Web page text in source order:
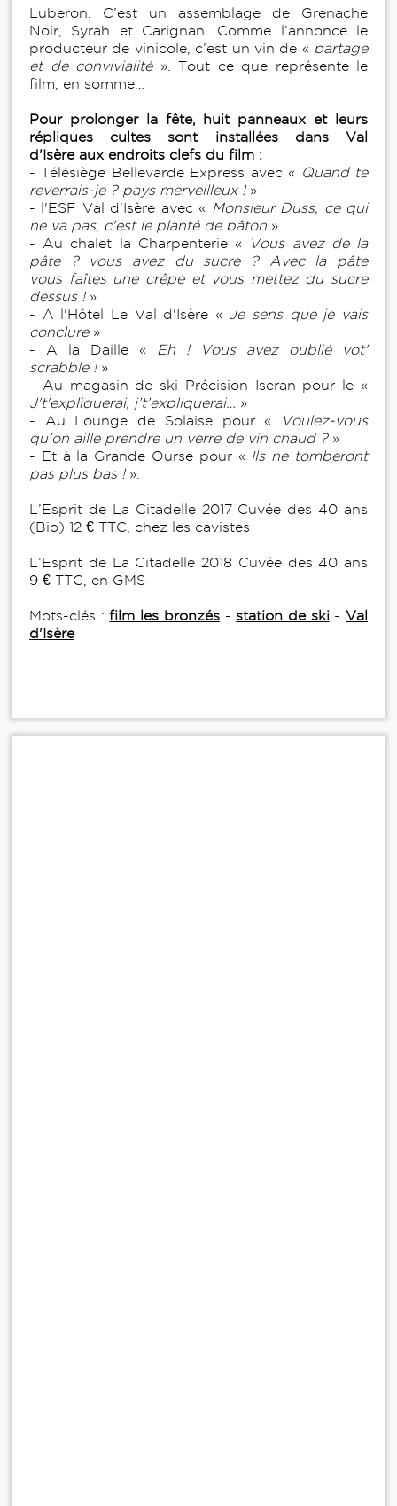
Luberon. C’est un assemblage de Grenache
Noir, Syrah et Carignan. Comme l’annonce le
producteur de vinicole, c’est un vin de « partage
et de convivialité». Tout ce que représente le
film, en somme…
Pour prolonger la fête, huit panneaux et leurs
répliques cultes sont installées dans Val
d'Isère aux endroits clefs du film :
- Télésiège Bellevarde Express avec « Quand te
reverrais-je ? pays merveilleux ! »
- l'ESF Val d'Isère avec « Monsieur Duss, ce qui
ne va pas, c'est le planté de bâton »
- Au chalet la Charpenterie «
Vous avez de la
pâte ? vous avez du sucre ? Avec la pâte
vous faîtes une crêpe et vous mettez du sucre
dessus !»
- A l'Hôtel Le Val d'Isère « Je sens que je vais
conclure»
- A la Daille «
Eh ! Vous avez oublié vot'
scrabble ! »
- Au magasin de ski Précision Iseran pour le «
J't'expliquerai, j’t’expliquerai… »
- Au Lounge de Solaise pour «
Voulez-vous
qu'on aille prendre un verre de vin chaud ?»
- Et à la Grande Ourse pour « Ils ne tomberont
pas plus bas !».
L’Esprit de La Citadelle 2017 Cuvée des 40 ans
(Bio) 12 € TTC, chez les cavistes
L’Esprit de La Citadelle 2018 Cuvée des 40 ans
9 € TTC, en GMS
Mots-clés :film les bronzés-station de ski-Val
d'Isère